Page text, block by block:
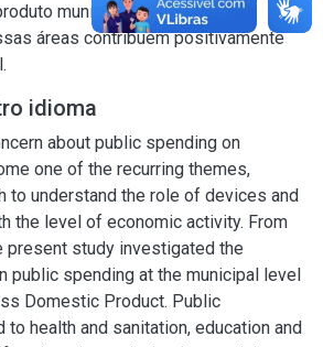
municipal; mostrando que
áreas contribuem positivamente
idioma
about public spending on
one of the recurring themes,
to understand the role of devices and
the level of economic activity. From
present study investigated the
public spending at the municipal level
Domestic Product. Public
health and sanitation, education and